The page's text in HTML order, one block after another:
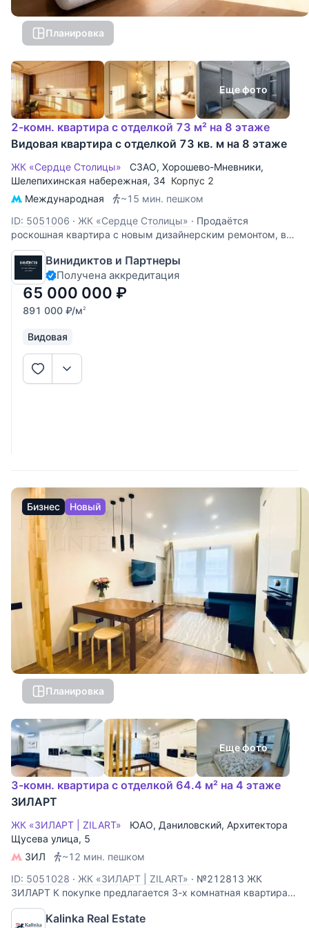
Планировка
Еще фото
2-комн. квартира с отделкой 73 м² на 8 этаже
Видовая квартира с отделкой 73 кв. м на 8 этаже
ЖК «Сердце Столицы» СЗАО, Хорошево-Мневники,
Шелепихинская набережная, 34 Корпус 2
Международная
~15 мин. пешком
ID: 5051006 · ЖК «Сердце Столицы» · Продаётся
роскошная квартира с новым дизайнерским ремонтом, в
ЖК бизнес-класса «Сердце Столицы». Панорамные окна, с
потрясающим видом на Москву-реку и тщательно
спланированный интерьер, погружают в атмосферу уюта и
расслабления. Новая квартира с
Винидиктов и Партнеры
Получена аккредитация
65 000 000 ₽
891 000 ₽/м2
Видовая
Бизнес Новый
Планировка
Еще фото
3-комн. квартира с отделкой 64.4 м² на 4 этаже
ЗИЛАРТ
ЖК «ЗИЛАРТ | ZILART» ЮАО, Даниловский, Архитектора
Щусева улица, 5
ЗИЛ
~12 мин. пешком
ID: 5051028 · ЖК «ЗИЛАРТ | ZILART» · №212813 ЖК
ЗИЛАРТ К покупке предлагается 3-х комнатная квартира.
Квартира расположена на 4 этаже 16-ти этажного
монолитного дома. Общая площадь квартиры 65 м²,
Kalinka Real Estate